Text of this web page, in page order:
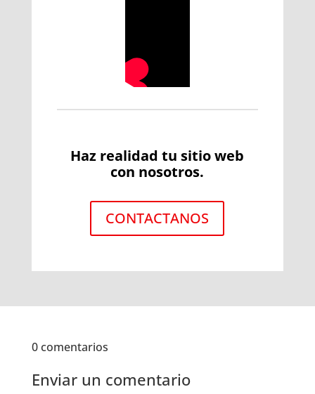
Haz realidad tu sitio web
con nosotros.
CONTACTANOS
0 comentarios
Enviar un comentario